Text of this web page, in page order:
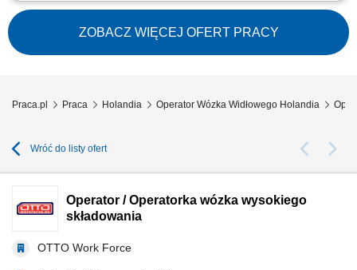
Holandii. Obsługa sprzętu magazynowego oraz transport wewnętrzny
towarów. Wykonywanie dodatkowych prac wspierających funkcjonowanie
ZOBACZ WIĘCEJ OFERT PRACY
Praca.pl Praca Holandia Operator Wózka Widłowego Holandia
Wróć do listy ofert
Operator / Operatorka wózka wysokiego
składowania
OTTO Work Force